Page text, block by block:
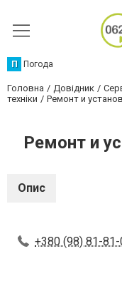
П Погода
Головна Довідник
техніки
Ремонт и
Ремонт и
Опис
+380 (98) 81-81-